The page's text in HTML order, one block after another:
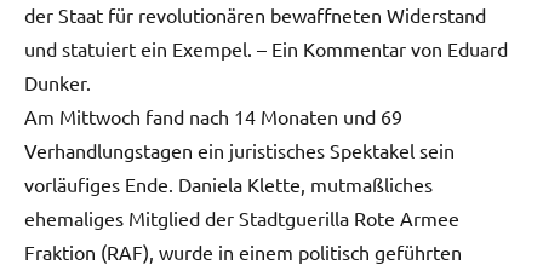
der Staat für revolutionären bewaffneten Widerstand
und statuiert ein Exempel. – Ein Kommentar von Eduard
Dunker.
Am Mittwoch fand nach 14 Monaten und 69
Verhandlungstagen ein juristisches Spektakel sein
vorläufiges Ende. Daniela Klette, mutmaßliches
ehemaliges Mitglied der Stadtguerilla Rote Armee
Fraktion (RAF), wurde in einem politisch geführten